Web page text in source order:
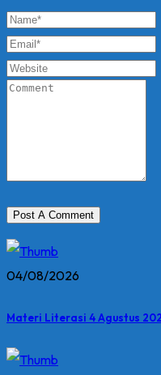
04/08/2026
Materi Literasi 4 Agustus